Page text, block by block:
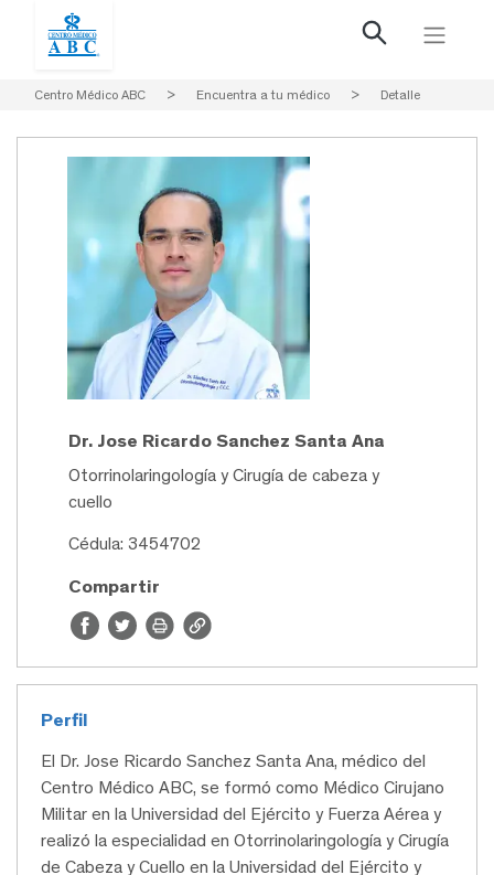
Centro Médico ABC > Encuentra a tu médico > Detalle
Dr. Jose Ricardo Sanchez Santa Ana
Otorrinolaringología y Cirugía de cabeza y
cuello
Cédula: 3454702
Compartir
Perfil
El Dr. Jose Ricardo Sanchez Santa Ana, médico del
Centro Médico ABC, se formó como Médico Cirujano
Militar en la Universidad del Ejército y Fuerza Aérea y
realizó la especialidad en Otorrinolaringología y Cirugía
de Cabeza y Cuello en la Universidad del Ejército y